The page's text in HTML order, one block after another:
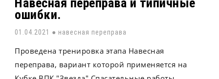
Навесная переправа и типичные
ошибки.
01.04.2021 ● навесная переправа
Проведена тренировка этапа Навесная
переправа, вариант которой применяется на